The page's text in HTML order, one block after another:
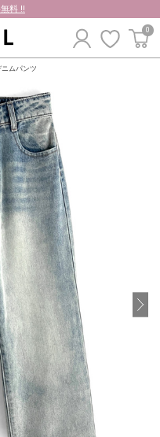
料 !!
0
ムパンツ